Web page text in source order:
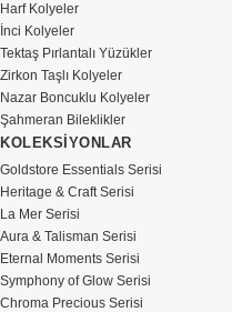
Harf Kolyeler
İnci Kolyeler
Tektaş Pırlantalı Yüzükler
Zirkon Taşlı Kolyeler
Nazar Boncuklu Kolyeler
Şahmeran Bileklikler
KOLEKSİYONLAR
Goldstore Essentials Serisi
Heritage & Craft Serisi
La Mer Serisi
Aura & Talisman Serisi
Eternal Moments Serisi
Symphony of Glow Serisi
Chroma Precious Serisi